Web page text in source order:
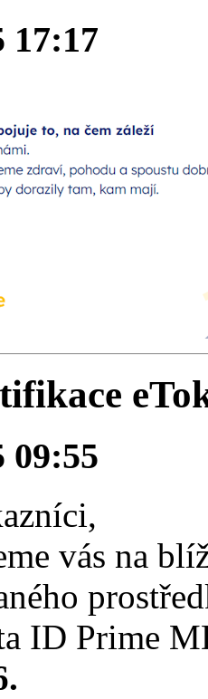
17:17
09:55
vás na
ID Prime